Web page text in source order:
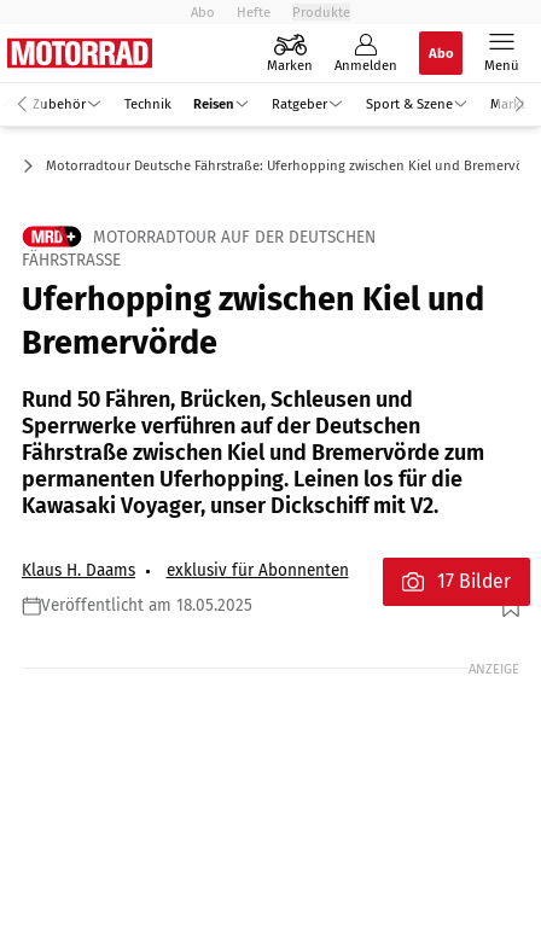
Abo Hefte Produkte
Marken Anmelden
Abo
Menü
Zubehör Technik Reisen Ratgeber Sport & Szene Markt
Motorradtour Deutsche Fährstraße: Uferhopping zwischen Kiel und
MOTORRADTOUR AUF DER DEUTSCHEN
FÄHRSTRASSE
Uferhopping zwischen Kiel und
Bremervörde
Rund 50 Fähren, Brücken, Schleusen und
Sperrwerke verführen auf der Deutschen
Fährstraße zwischen Kiel und Bremervörde zum
permanenten Uferhopping. Leinen los für die
Kawasaki Voyager, unser Dickschiff mit V2.
Klaus H. Daams
exklusiv für Abonnenten
Veröffentlicht am 18.05.2025
Foto: Klaus H. Daams
17 Bilder
ANZEIGE